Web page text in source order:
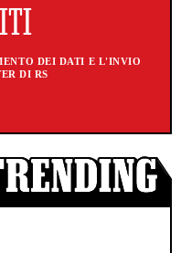
DEI DATI E L'INVIO
DI RS